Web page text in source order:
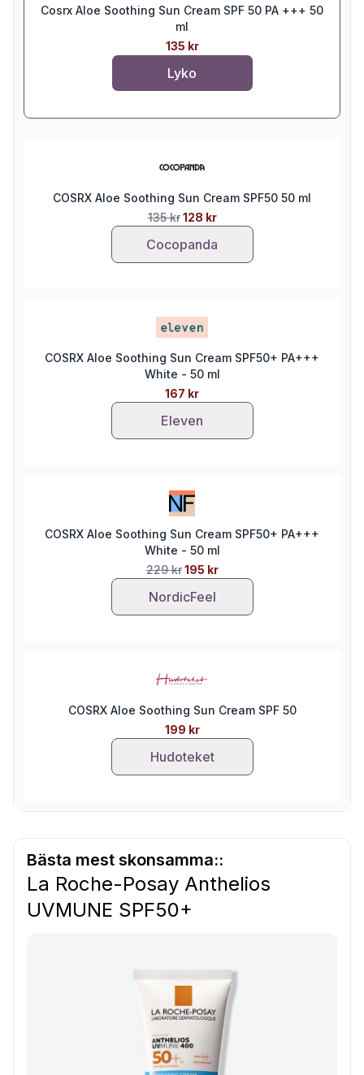
Cosrx Aloe Soothing Sun Cream SPF 50 PA +++ 50
ml
135 kr
Lyko
COSRX Aloe Soothing Sun Cream SPF50 50 ml
135 kr 128 kr
Cocopanda
COSRX Aloe Soothing Sun Cream SPF50+ PA+++
White - 50 ml
167 kr
Eleven
COSRX Aloe Soothing Sun Cream SPF50+ PA+++
White - 50 ml
229 kr 195 kr
NordicFeel
COSRX Aloe Soothing Sun Cream SPF 50
199 kr
Hudoteket
Bästa mest skonsamma::
La Roche-Posay Anthelios
UVMUNE SPF50+